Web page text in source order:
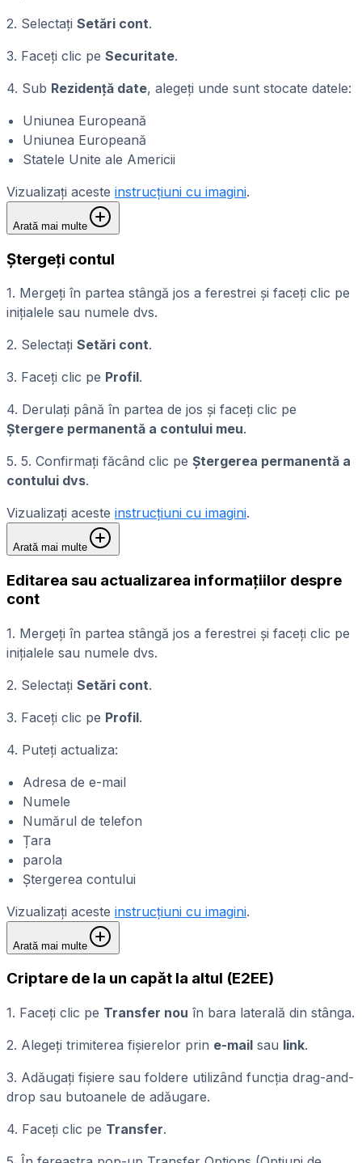
2. Selectați Setări cont.
3. Faceți clic pe Securitate.
4. Sub Rezidență date, alegeți unde sunt stocate datele:
Uniunea Europeană
Uniunea Europeană
Statele Unite ale Americii
Vizualizați aceste instrucțiuni cu imagini.
Arată mai multe
Ștergeți contul
1. Mergeți în partea stângă jos a ferestrei și faceți clic pe
inițialele sau numele dvs.
2. Selectați Setări cont.
3. Faceți clic pe Profil.
4. Derulați până în partea de jos și faceți clic pe
Ștergere permanentă a contului meu.
5. 5. Confirmați făcând clic pe Ștergerea permanentă a
contului dvs.
Vizualizați aceste instrucțiuni cu imagini.
Arată mai multe
Editarea sau actualizarea informațiilor despre
cont
1. Mergeți în partea stângă jos a ferestrei și faceți clic pe
inițialele sau numele dvs.
2. Selectați Setări cont.
3. Faceți clic pe Profil.
4. Puteți actualiza:
Adresa de e-mail
Numele
Numărul de telefon
Țara
parola
Ștergerea contului
Vizualizați aceste instrucțiuni cu imagini.
Arată mai multe
Criptare de la un capăt la altul (E2EE)
1. Faceți clic pe Transfer nou în bara laterală din stânga.
2. Alegeți trimiterea fișierelor prin e-mail sau link.
3. Adăugați fișiere sau foldere utilizând funcția drag-and-
drop sau butoanele de adăugare.
4. Faceți clic pe Transfer.